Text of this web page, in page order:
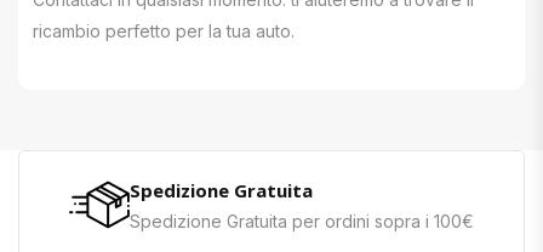
ricambio perfetto per la tua auto.
Spedizione Gratuita
Spedizione Gratuita per ordini sopra i 100€